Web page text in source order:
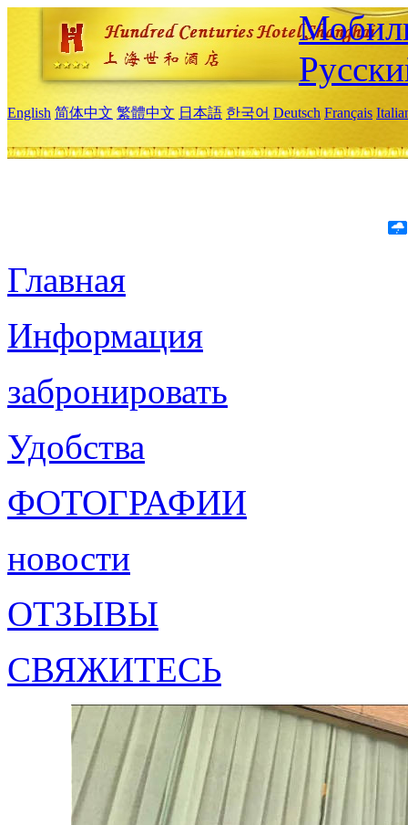
English 简体中文 繁體中文 日本語 한국어 Deutsch Français
Главная
Информация
забронировать
Удобства
ФОТОГРАФИИ
новости
ОТЗЫВЫ
СВЯЖИТЕСЬ